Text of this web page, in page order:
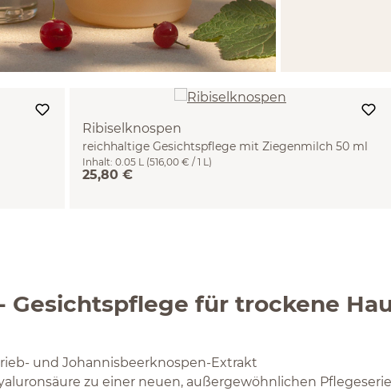
Ribiselknospen
reichhaltige Gesichtspflege mit Ziegenmilch 50 ml
Inhalt: 0.05 L (516,00 € / 1 L)
25,80 €
Gesichtspflege für trockene
und Johannisbeerknospen-­Extrakt
zu einer neuen, außergewöhnlichen